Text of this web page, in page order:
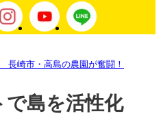
長崎市・高島の農園が奮闘！
で島を活性化